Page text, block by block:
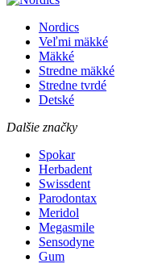
Nordics
Veľmi mäkké
Mäkké
Stredne mäkké
Stredne tvrdé
Detské
Dalšie značky
Spokar
Herbadent
Swissdent
Parodontax
Meridol
Megasmile
Sensodyne
Gum